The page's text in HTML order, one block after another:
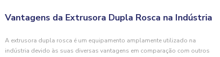
Vantagens da Extrusora Dupla Rosca na Indústria
A extrusora dupla rosca é um equipamento amplamente utilizado na
indústria devido às suas diversas vantagens em comparação com outros